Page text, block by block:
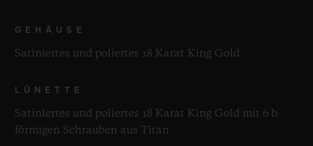
GEHÄUSE
Satiniertes und poliertes 18 Karat King Gold
LÜNETTE
Satiniertes und poliertes 18 Karat King Gold mit 6 h-
förmigen Schrauben aus Titan